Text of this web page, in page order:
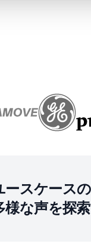
ースケース
様な声を探